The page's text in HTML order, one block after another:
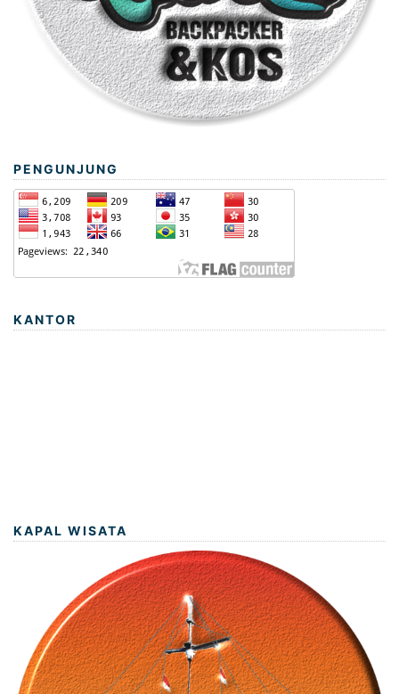
PENGUNJUNG
KANTOR
KAPAL WISATA